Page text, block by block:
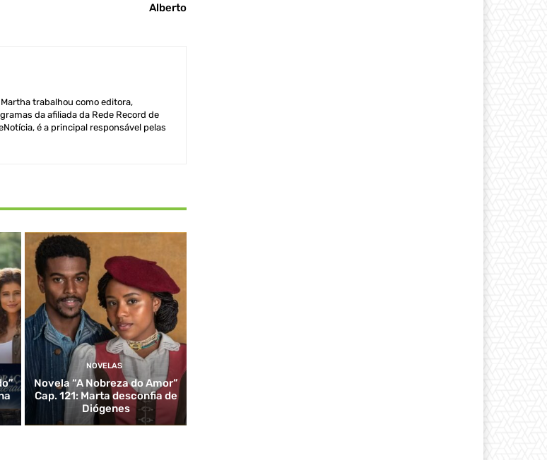
Alberto
trabalhou como editora,
da afiliada da Rede Record de
é a principal responsável pelas
NOVELAS
Novela “A Nobreza do Amor”
Cap. 121: Marta desconfia de
Diógenes